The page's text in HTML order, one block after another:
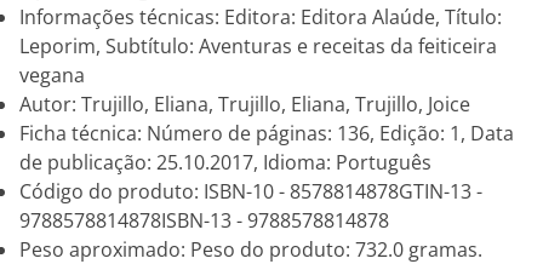
Informações técnicas: Editora: Editora Alaúde, Título:
Leporim, Subtítulo: Aventuras e receitas da feiticeira
vegana
Autor: Trujillo, Eliana, Trujillo, Eliana, Trujillo, Joice
Ficha técnica: Número de páginas: 136, Edição: 1, Data
de publicação: 25.10.2017, Idioma: Português
Código do produto: ISBN-10 - 8578814878GTIN-13 -
9788578814878ISBN-13 - 9788578814878
Peso aproximado: Peso do produto: 732.0 gramas.